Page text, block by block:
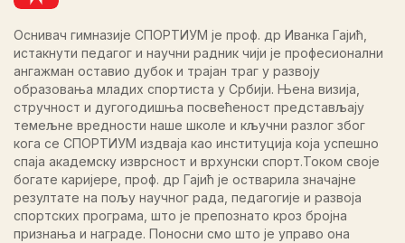
Оснивач гимназије СПОРТИУМ је проф. др Иванка Гајић,
истакнути педагог и научни радник чији је професионални
ангажман оставио дубок и трајан траг у развоју
образовања младих спортиста у Србији. Њена визија,
стручност и дугогодишња посвећеност представљају
темељне вредности наше школе и кључни разлог због
кога се СПОРТИУМ издваја као институција која успешно
спаја академску изврсност и врхунски спорт.Током своје
богате каријере, проф. др Гајић је остварила значајне
резултате на пољу научног рада, педагогије и развоја
спортских програма, што је препознато кроз бројна
признања и награде. Поносни смо што је управо она